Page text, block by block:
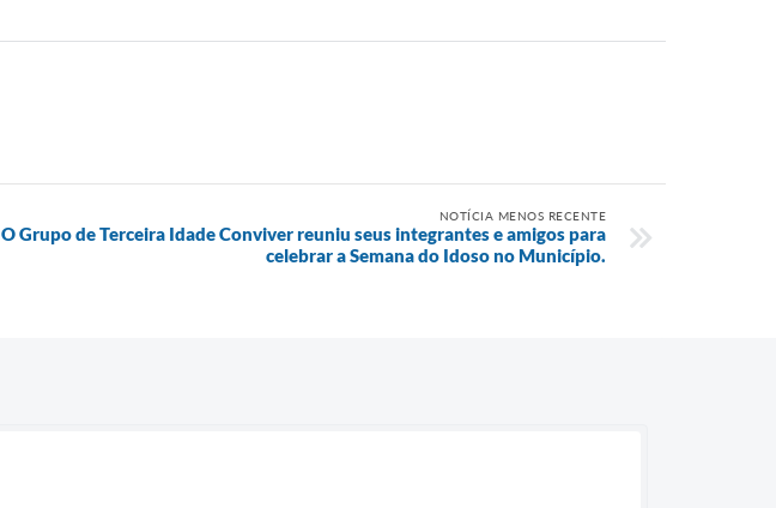
NOTÍCIA MENOS RECENTE
O Grupo de Terceira Idade Conviver reuniu seus integrantes e amigos para
celebrar a Semana do Idoso no Município.